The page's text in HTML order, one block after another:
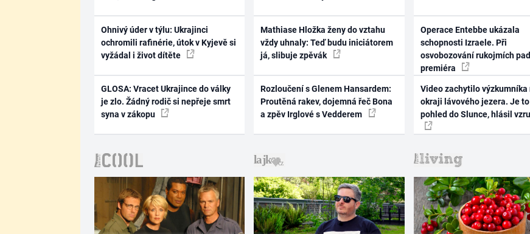
Ohnivý úder v týlu: Ukrajinci
ochromili rafinérie, útok v Kyjevě si
vyžádal i život dítěte
GLOSA: Vracet Ukrajince do války
je zlo. Žádný rodič si nepřeje smrt
syna v zákopu
Mathiase Hložka ženy do vztahu
vždy uhnaly: Teď budu iniciátorem
já, slibuje zpěvák
Rozloučení s Glenem Hansardem:
Proutěná rakev, dojemná řeč Bona
a zpěv Irglové s Vedderem
Operace Entebbe ukázala
schopnosti Izraele. Při
osvobozování rukojmích
premiéra
Video zachytilo výzkumníka
okraji lávového jezera. Je
pohled do Slunce, hlásil